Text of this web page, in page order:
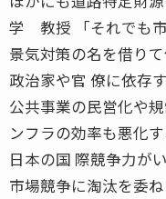
学 教授 「それでも
景気対策の名を借り
政治家や官 僚に依存
公共事業の民営化や
ンフラの効率も悪化す
日本の国 際競争力が
市場競争に淘汰を委